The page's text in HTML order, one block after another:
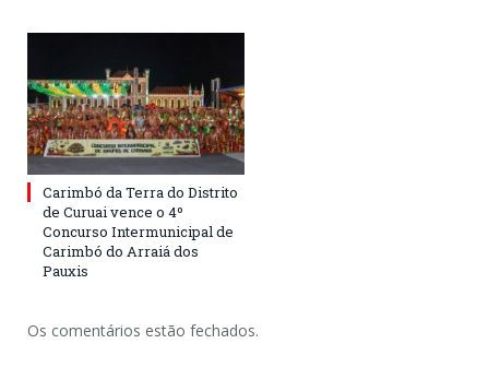
Carimbó da Terra do Distrito
de Curuai vence o 4º
Concurso Intermunicipal de
Carimbó do Arraiá dos
Pauxis
Os comentários estão fechados.